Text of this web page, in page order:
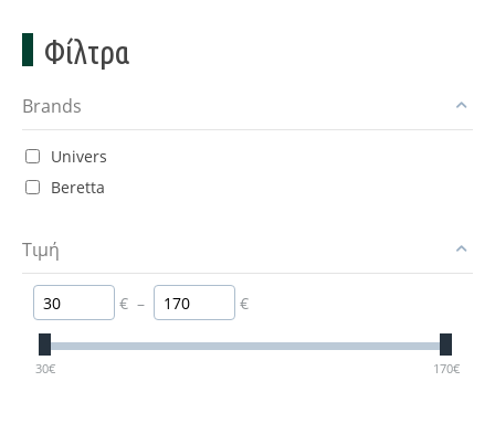
Φίλτρα
Brands
Univers
Beretta
Τιμή
€ – €
30€ 170€